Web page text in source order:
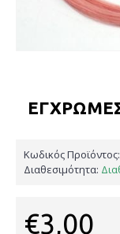
ΕΓΧΡΩΜΕΣ
Κωδικός Προϊόντος:
Διαθεσιμότητα:
€3,00